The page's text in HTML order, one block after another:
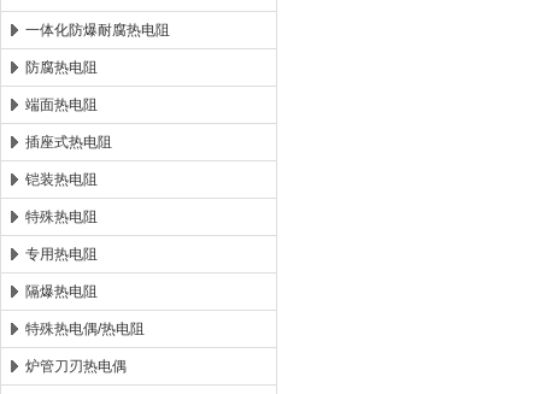
一体化防爆耐腐热电阻
防腐热电阻
端面热电阻
插座式热电阻
铠装热电阻
特殊热电阻
专用热电阻
隔爆热电阻
特殊热电偶/热电阻
炉管刀刃热电偶